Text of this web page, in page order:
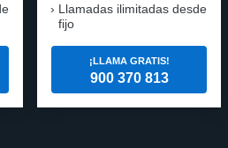
Llamadas ilimitadas desde
fijo
¡LLAMA GRATIS!
900 370 813